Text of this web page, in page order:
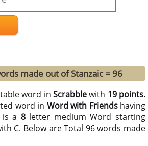
made out of Stanzaic = 96
word inScrabblewith 19 points.
word in Word with Friendshaving
is a 8letter medium Word starting
C. Below are Total 96 words made